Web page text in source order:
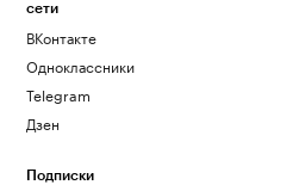
сети
ВКонтакте
Одноклассники
Telegram
Дзен
Подписки